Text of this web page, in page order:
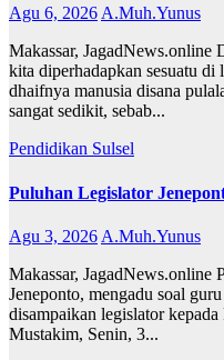
Agu 6, 2026A.Muh.Yunus
Makassar, JagadNews.online
kita diperhadapkan sesuatu
dhaifnya manusia disana
sangat sedikit, sebab...
Pendidikan Sulsel
Puluhan Legislator
Agu 3, 2026 A.Muh.Yunus
Makassar, JagadNews.online
Jeneponto, mengadu soal
disampaikan legislator
Mustakim, Senin, 3...